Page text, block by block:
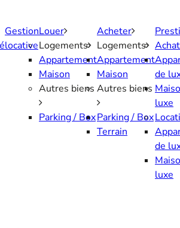
Gestion
locative
Louer
Logements
Appartement
Maison
Autres biens
Parking / Box
Acheter
Logements
Appartement
Maison
Autres biens
Parking / Box
Terrain
Achat
de
luxe
de
luxe